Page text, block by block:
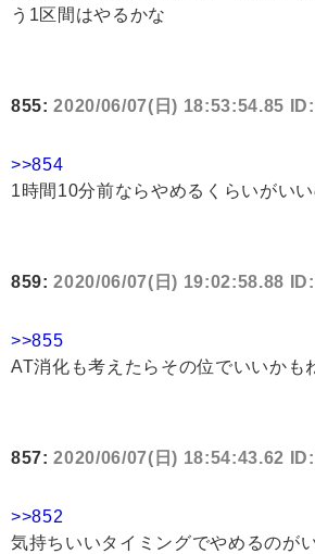
う1区間はやるかな
855:2020/06/07(日) 18:53:54.85
>>854
1時間10分前ならやめるくらいがい
859:2020/06/07(日) 19:02:58.88
>>855
AT消化も考えたらその位でいいかも
857:2020/06/07(日) 18:54:43.62
>>852
気持ちいいタイミングでやめるのが